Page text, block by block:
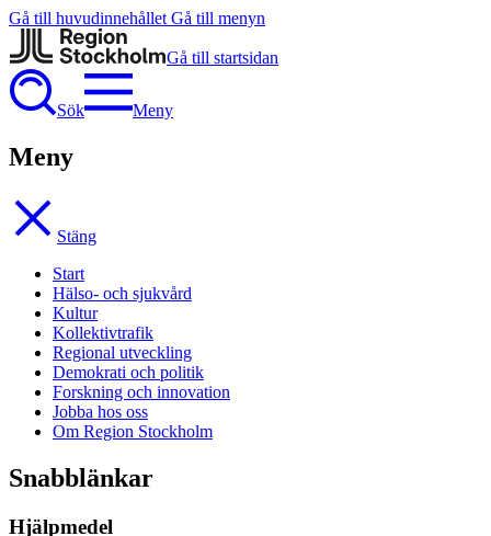
Gå till huvudinnehållet Gå till menyn
Gå till startsidan
Sök Meny
Meny
Stäng
Start
Hälso- och sjukvård
Kultur
Kollektivtrafik
Regional utveckling
Demokrati och politik
Forskning och innovation
Jobba hos oss
Om Region Stockholm
Snabblänkar
Hjälpmedel